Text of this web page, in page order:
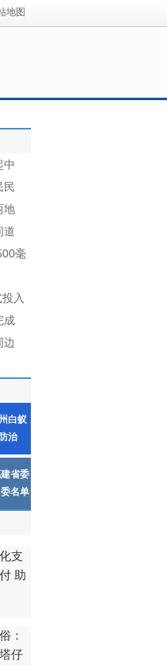
地图
中
民
地
道
毫
入
成
边
白蚁
防治
省委
名单
支
助
：
仔